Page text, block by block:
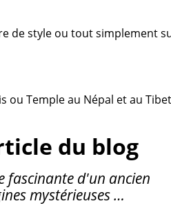
de style ou tout simplement
ou Temple au Népal et au Tibet
du blog
fascinante d'un ancien
mystérieuses …